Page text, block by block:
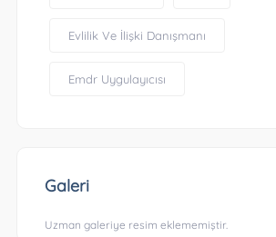
Evlilik Ve İlişki Danışmanı
Emdr Uygulayıcısı
Galeri
Uzman galeriye resim eklememiştir.